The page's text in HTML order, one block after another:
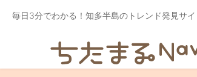
毎日3分でわかる！知多半島のトレンド発見サイ